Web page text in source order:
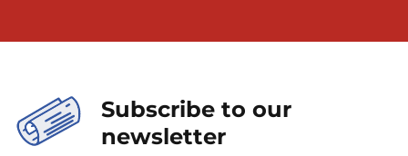
Subscribe to our
newsletter